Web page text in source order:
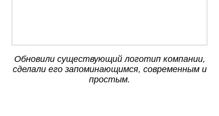
Обновили существующий логотип компании,
сделали его запоминающимся, современным и
простым.